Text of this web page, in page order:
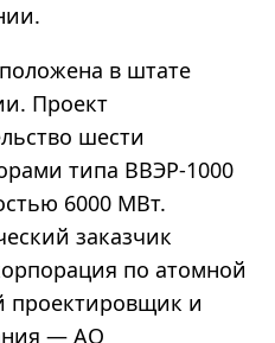
в штате
Проект
шести
типа ВВЭР-1000
6000 МВт.
заказчик
по атомной
проектировщик и
— АО